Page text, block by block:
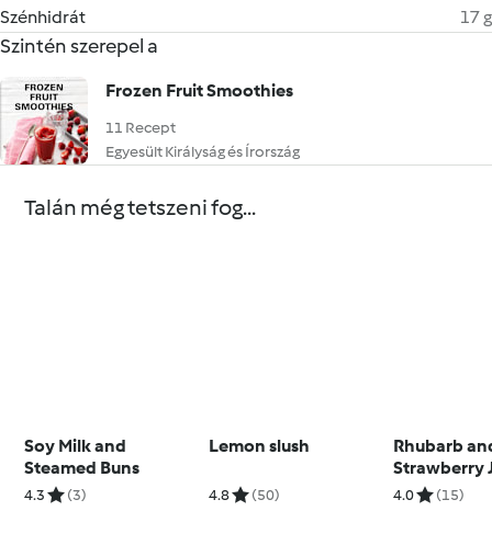
Szénhidrát
17 g
Szintén szerepel a
Frozen Fruit Smoothies
11 Recept
Egyesült Királyság és Írország
Talán még tetszeni fog...
Soy Milk and
Steamed Buns
4.3 (3)
Lemon slush
4.8 (50)
Rhubarb
Strawberry
4.0 (15)